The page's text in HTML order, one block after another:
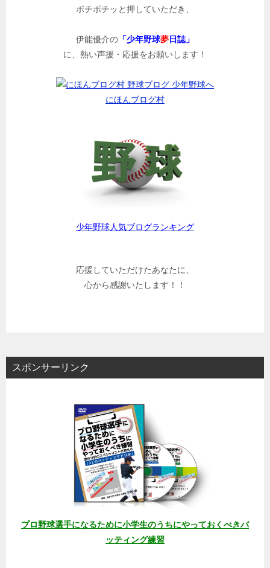
ポチポチッと押していただき、
伊能優介の 「少年野球夢日誌」
に、熱い声援・応援をお願いします！
にほんブログ村
少年野球人気ブログランキング
応援していただけたあなたに、
心から感謝いたします！！
スポンサーリンク
プロ野球選手になるために小学生のうちにやっておくべきバ
ッティング練習